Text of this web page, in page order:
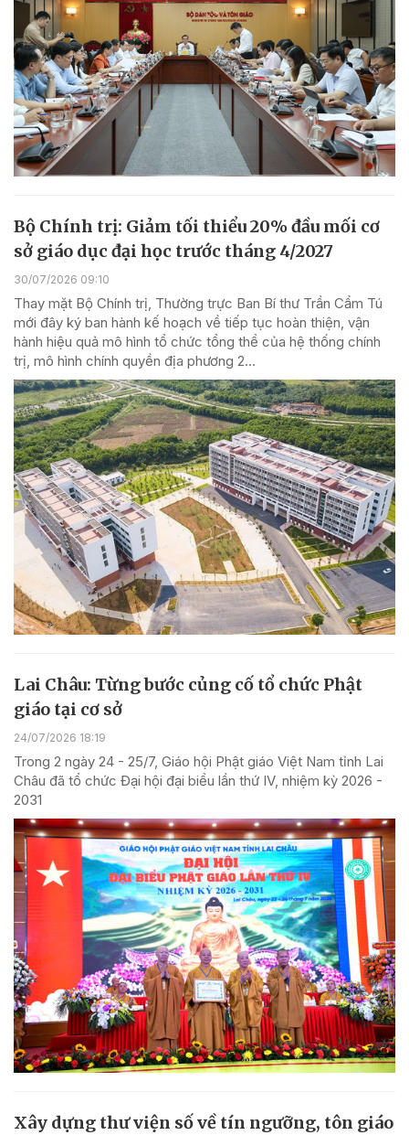
Bộ Chính trị: Giảm tối thiểu 20% đầu mối cơ
sở giáo dục đại học trước tháng 4/2027
30/07/2026 09:10
Thay mặt Bộ Chính trị, Thường trực Ban Bí thư Trần Cẩm Tú
mới đây ký ban hành kế hoạch về tiếp tục hoàn thiện, vận
hành hiệu quả mô hình tổ chức tổng thể của hệ thống chính
trị, mô hình chính quyền địa phương 2...
Lai Châu: Từng bước củng cố tổ chức Phật
giáo tại cơ sở
24/07/2026 18:19
Trong 2 ngày 24 - 25/7, Giáo hội Phật giáo Việt Nam tỉnh Lai
Châu đã tổ chức Đại hội đại biểu lần thứ IV, nhiệm kỳ 2026 -
2031
Xây dựng thư viện số về tín ngưỡng, tôn giáo